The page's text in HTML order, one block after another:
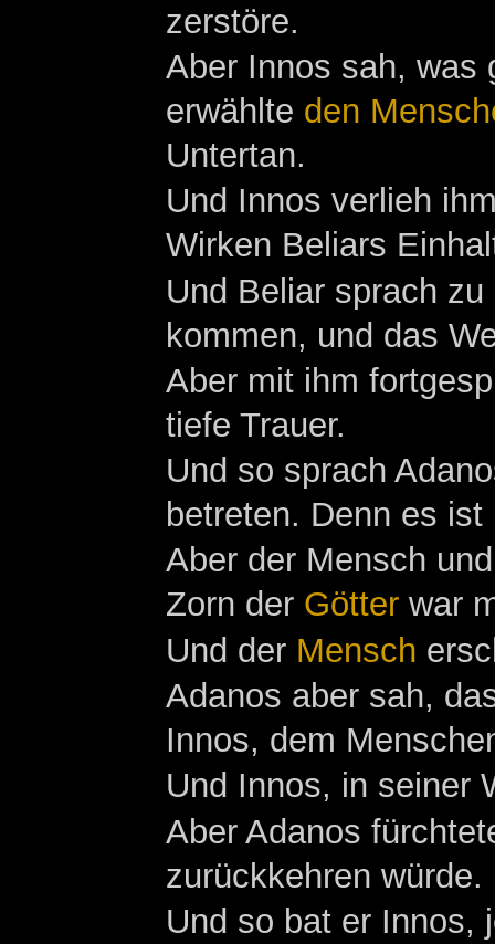
zerstöre.
Aber Innos sah, was
erwählte den
Untertan.
Und Innos verlieh
Wirken Beliars
Und Beliar sprach
kommen, und das
Aber mit ihm
tiefe Trauer.
Und so sprach
betreten. Denn es
Aber der Mensch
Zorn der Götterwar
Und der Mensch
Adanos aber sah,
Innos, dem
Und Innos, in seiner
Aber Adanos
zurückkehren würde.
Und so bat er Innos,